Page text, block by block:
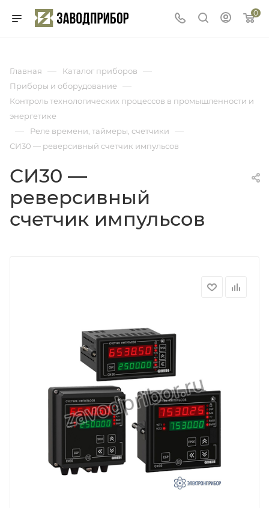
0
Главная — Каталог приборов —
Приборы и оборудование —
Контроль технологических процессов в промышленности и
энергетике
— Реле времени, таймеры, счетчики —
СИ30 — реверсивный счетчик импульсов
СИ30 —
реверсивный
счетчик импульсов